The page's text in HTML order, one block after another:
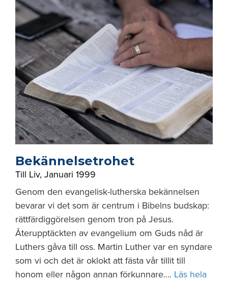
Bekännelsetrohet
Till Liv, Januari 1999
Genom den evangelisk-lutherska bekännelsen
bevarar vi det som är centrum i Bibelns budskap:
rättfärdiggörelsen genom tron på Jesus.
Återupptäckten av evangelium om Guds nåd är
Luthers gåva till oss. Martin Luther var en syndare
som vi och det är oklokt att fästa vår tillit till
honom eller någon annan förkunnare…. Läs hela